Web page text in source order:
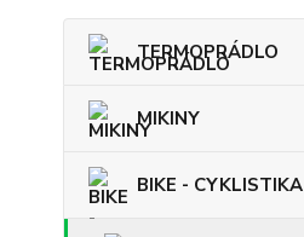
TERMOPRÁDLO
MIKINY
BIKE - CYKLISTIKA